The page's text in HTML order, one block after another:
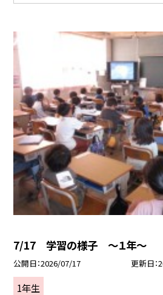
7/17 学習の様子 ～１年～
公開日 2026/07/17 更新日
1年生